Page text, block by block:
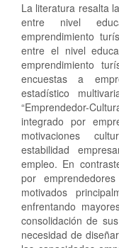
La literatura resalta
entre nivel
emprendimiento
entre el nivel
emprendimiento
encuestas a
estadístico
“Emprendedor-
integrado por
motivaciones
estabilidad
empleo. En
por
motivados
enfrentando
consolidación de
necesidad de